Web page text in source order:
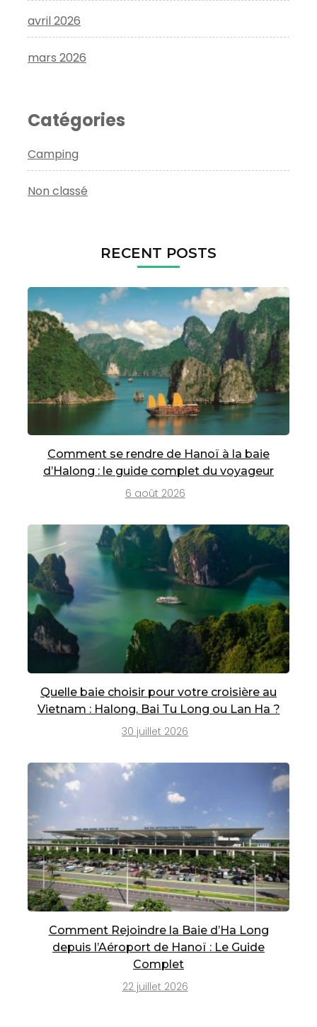
avril 2026
mars 2026
Catégories
Camping
Non classé
RECENT POSTS
Comment se rendre de Hanoï à la baie
d’Halong : le guide complet du voyageur
6 août 2026
Quelle baie choisir pour votre croisière au
Vietnam : Halong, Bai Tu Long ou Lan Ha ?
30 juillet 2026
Comment Rejoindre la Baie d’Ha Long
depuis l’Aéroport de Hanoï : Le Guide
Complet
22 juillet 2026